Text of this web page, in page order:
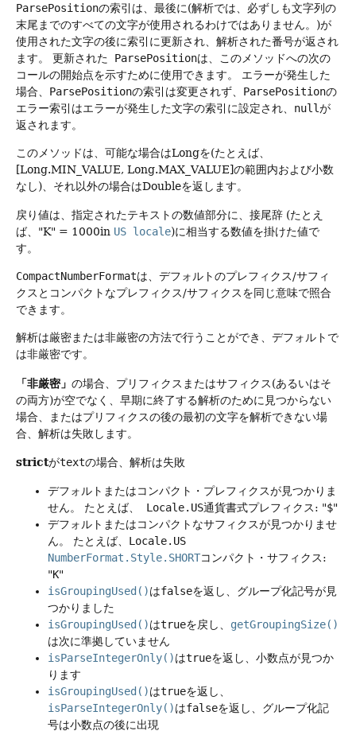
ParsePositionの索引は、最後に(解析では、必ずしも文字列の
末尾までのすべての文字が使用されるわけではありません。)が
使用された文字の後に索引に更新され、解析された番号が返され
ます。
更新された ParsePositionは、このメソッドへの次の
コールの開始点を示すために使用できます。
エラーが発生した
場合、 ParsePositionの索引は変更されず、 ParsePositionの
エラー索引はエラーが発生した文字の索引に設定され、 nullが
返されます。
このメソッドは、可能な場合はLongを(たとえば、
[Long.MIN_VALUE, Long.MAX_VALUE]の範囲内および小数
なし)、それ以外の場合はDoubleを返します。
戻り値は、指定されたテキストの数値部分に、接尾辞 (たとえ
ば、"K" = 1000in US locale)に相当する数値を掛けた値で
す。
CompactNumberFormatは、デフォルトのプレフィクス/サフィ
クスとコンパクトなプレフィクス/サフィクスを同じ意味で照合
できます。
解析は厳密または非厳密の方法で行うことができ、デフォルトで
は非厳密です。
「非厳密」 の場合、プリフィクスまたはサフィクス(あるいはそ
の両方)が空でなく、早期に終了する解析のために見つからない
場合、またはプリフィクスの後の最初の文字を解析できない場
合、解析は失敗します。
strictがtextの場合、解析は失敗
デフォルトまたはコンパクト・プレフィクスが見つかりま
せん。
たとえば、 Locale.US通貨書式プレフィクス: "$"
デフォルトまたはコンパクトなサフィクスが見つかりませ
ん。
たとえば、 Locale.US
NumberFormat.Style.SHORTコンパクト・サフィクス:
"K"
isGroupingUsed()はfalseを返し、グループ化記号が見
つかりました
isGroupingUsed()はtrueを戻し、 getGroupingSize()
は次に準拠していません
isParseIntegerOnly()はtrueを返し、小数点が見つか
ります
isGroupingUsed()はtrueを返し、
isParseIntegerOnly()はfalseを返し、グループ化記
号は小数点の後に出現